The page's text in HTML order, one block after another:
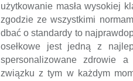
użytkowanie masła wysokiej
zgodzie ze wszystkimi
dbać o standardy to
osełkowe jest jedną z
spersonalizowane zdrowie
związku z tym w każdym